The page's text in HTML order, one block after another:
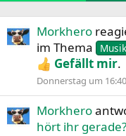
Morkhero
im Thema
Musik
Gefällt mir.
Donnerstag um 16:40
Morkhero
hört ihr